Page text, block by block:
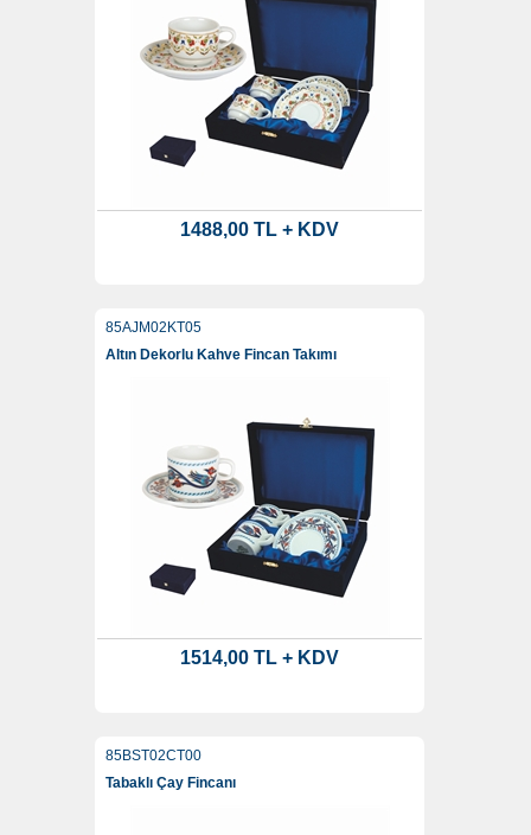
1488,00 TL + KDV
85AJM02KT05
Altın Dekorlu Kahve Fincan Takımı
1514,00 TL + KDV
85BST02CT00
Tabaklı Çay Fincanı